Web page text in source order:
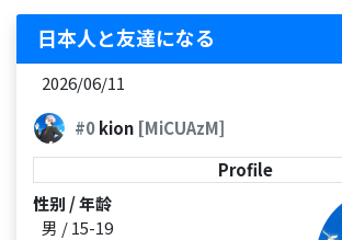
日本人と友達になる
2026/06/11
#0kion [MiCUAzM]
Profile
性别 / 年龄
男 / 15-19